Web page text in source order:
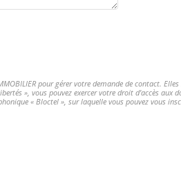
pour gérer votre demande de contact.
», vous pouvez exercer votre droit d'accès aux
« Bloctel », sur laquelle vous pouvez vous